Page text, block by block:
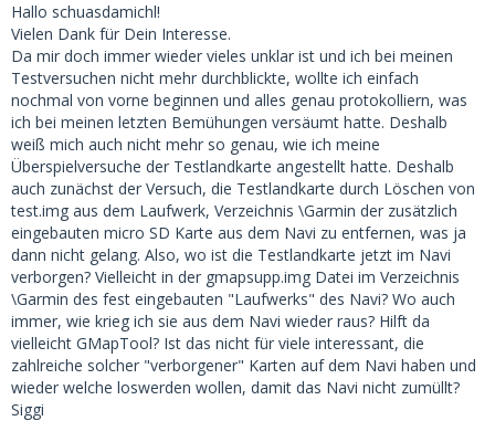
Hallo schuasdamichl!
Vielen Dank für Dein Interesse.
Da mir doch immer wieder vieles unklar ist und ich bei meinen
Testversuchen nicht mehr durchblickte, wollte ich einfach
nochmal von vorne beginnen und alles genau protokolliern, was
ich bei meinen letzten Bemühungen versäumt hatte. Deshalb
weiß mich auch nicht mehr so genau, wie ich meine
Überspielversuche der Testlandkarte angestellt hatte. Deshalb
auch zunächst der Versuch, die Testlandkarte durch Löschen von
test.img aus dem Laufwerk, Verzeichnis \Garmin der zusätzlich
eingebauten micro SD Karte aus dem Navi zu entfernen, was ja
dann nicht gelang. Also, wo ist die Testlandkarte jetzt im Navi
verborgen? Vielleicht in der gmapsupp.img Datei im Verzeichnis
\Garmin des fest eingebauten "Laufwerks" des Navi? Wo auch
immer, wie krieg ich sie aus dem Navi wieder raus? Hilft da
vielleicht GMapTool? Ist das nicht für viele interessant, die
zahlreiche solcher "verborgener" Karten auf dem Navi haben und
wieder welche loswerden wollen, damit das Navi nicht zumüllt?
Siggi